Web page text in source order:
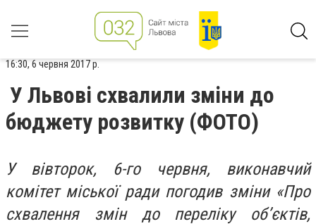
16:30, 6 червня 2017 р.
У Львові схвалили зміни до
бюджету розвитку (ФОТО)
У вівторок, 6-го червня, виконавчий
комітет міської ради погодив зміни «Про
схвалення змін до переліку об’єктів,